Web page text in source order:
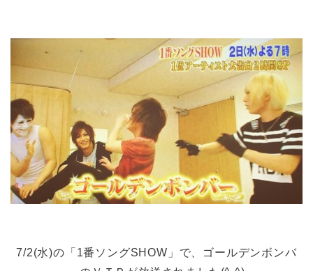
7/2(水)の「1番ソングSHOW」で、ゴールデンボンバ